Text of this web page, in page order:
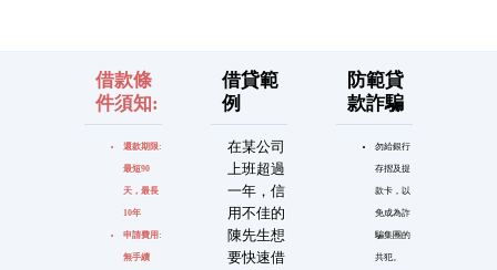
借款條
件須知:
還款期限:
最短90
天，最長
10年
申請費用:
無手續
借貸範
例
在某公司
上班超過
一年，信
用不佳的
陳先生想
要快速借
防範貸
款詐騙
勿給銀行
存摺及提
款卡，以
免成為詐
騙集團的
共犯。